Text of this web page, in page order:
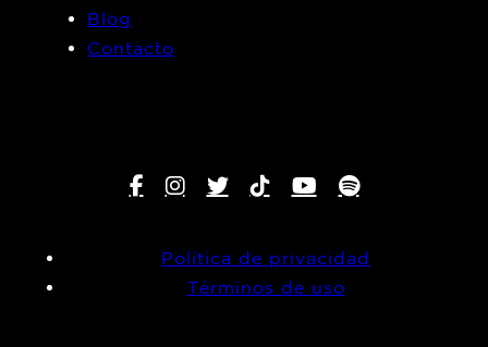
Blog
Contacto
Política de privacidad
Términos de uso